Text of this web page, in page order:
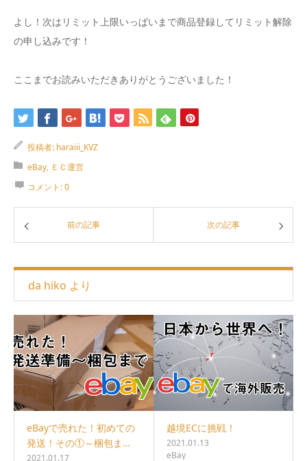
よし！次はリミット上限いっぱいまで商品登録してリミット解除
の申し込みです！
ここまでお読みいただきありがとうございました！
投稿者: haraiii_KVZ
eBay, ＥＣ運営
コメント:0
前の記事 次の記事
da hiko より
eBayで売れた！初めての
発送！その①～梱包ま…
2021.01.17
越境ECに挑戦！
2021.01.13
eBay